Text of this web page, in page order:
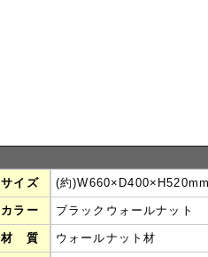
サイズ (約
カラー ブラックウォールナット
材 質 ウォールナット材